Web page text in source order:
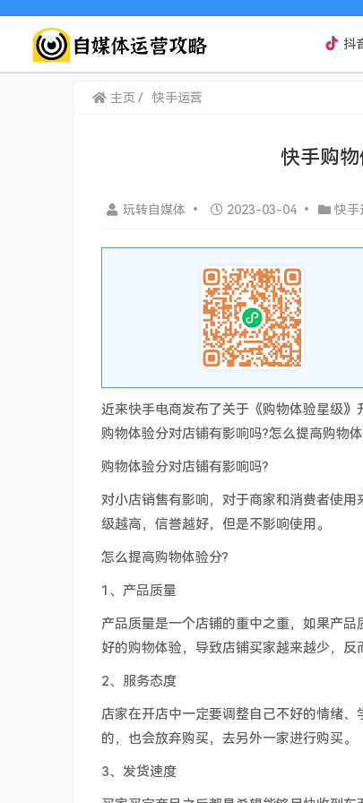
抖
主页 快手运营
快手购物
玩转自媒体 • 2023-03-04 • 快手
近来快手电商发布了关于《购物体验星级
购物体验分对店铺有影响吗?怎么提高购物
购物体验分对店铺有影响吗?
对小店销售有影响，对于商家和消费者使
级越高，信誉越好，但是不影响使用。
怎么提高购物体验分?
1、产品质量
产品质量是一个店铺的重中之重，如果产
好的购物体验，导致店铺买家越来越少，反
2、服务态度
店家在开店中一定要调整自己不好的情绪
的，也会放弃购买，去另外一家进行购买。
3、发货速度